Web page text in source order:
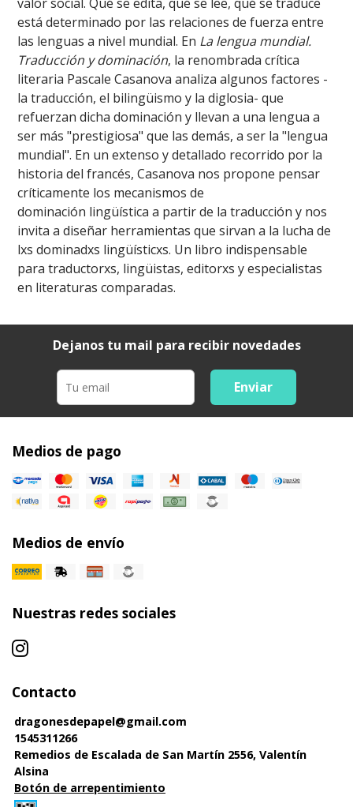
está determinado por las relaciones de fuerza entre
las lenguas a nivel mundial. En La lengua mundial.
Traducción y dominación, la renombrada crítica
literaria Pascale Casanova analiza algunos factores -
la traducción, el bilingüismo y la diglosia- que
refuerzan dicha dominación y llevan a una lengua a
ser más "prestigiosa" que las demás, a ser la "lengua
mundial". En un extenso y detallado recorrido por la
historia del francés, Casanova nos propone pensar
críticamente los mecanismos de
dominación lingüística a partir de la traducción y nos
invita a diseñar herramientas que sirvan a la lucha de
lxs dominadxs lingüísticxs. Un libro indispensable
para traductorxs, lingüistas, editorxs y especialistas
en literaturas comparadas.
Dejanos tu mail para recibir novedades
Enviar
Medios de pago
Medios de envío
Nuestras redes sociales
Contacto
dragonesdepapel@gmail.com
1545311266
Remedios de Escalada de San Martín 2556, Valentín
Alsina
Botón de arrepentimiento